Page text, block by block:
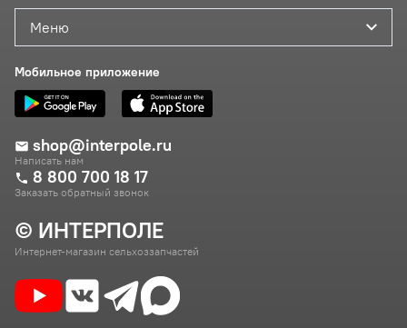
© ИНТЕРПОЛЕ
Интернет-магазин сельхоззапчастей
Меню
Мобильное приложение
shop@interpole.ru
Написать нам
8 800 700 18 17
Заказать обратный звонок